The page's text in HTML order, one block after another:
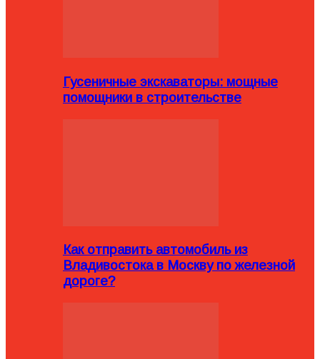
Гусеничные экскаваторы: мощные
помощники в строительстве
Как отправить автомобиль из
Владивостока в Москву по железной
дороге?